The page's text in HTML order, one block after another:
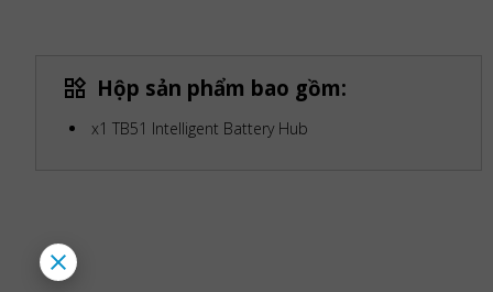
Hộp sản phẩm bao gồm:
x1 TB51 Intelligent Battery Hub